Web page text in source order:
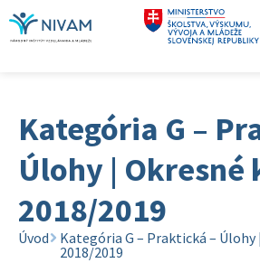
Kategória G –
Úlohy | Okresné
2018/2019
Úvod
Kategória G – Praktická –
2018/2019